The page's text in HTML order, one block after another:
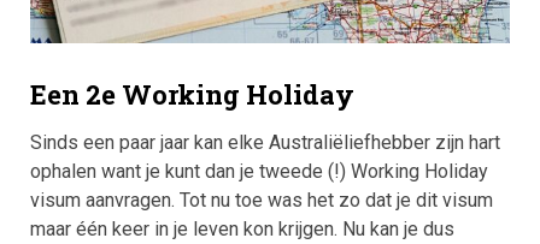
Een 2e Working Holiday
Sinds een paar jaar kan elke Australiëliefhebber zijn hart
ophalen want je kunt dan je tweede (!) Working Holiday
visum aanvragen. Tot nu toe was het zo dat je dit visum
maar één keer in je leven kon krijgen. Nu kan je dus